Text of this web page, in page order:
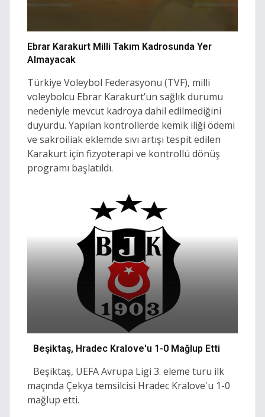
Ebrar Karakurt Milli Takım Kadrosunda Yer
Almayacak
Türkiye Voleybol Federasyonu (TVF), milli
voleybolcu Ebrar Karakurt’un sağlık durumu
nedeniyle mevcut kadroya dahil edilmediğini
duyurdu. Yapılan kontrollerde kemik iliği ödemi
ve sakroiliak eklemde sıvı artışı tespit edilen
Karakurt için fizyoterapi ve kontrollü dönüş
programı başlatıldı.
Beşiktaş, Hradec Kralove'u 1-0 Mağlup Etti
Beşiktaş, UEFA Avrupa Ligi 3. eleme turu ilk
maçında Çekya temsilcisi Hradec Kralove'u 1-0
mağlup etti.